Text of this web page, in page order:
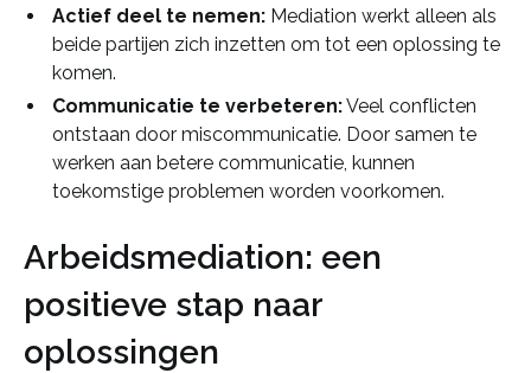
Actief deel te nemen: Mediation werkt alleen als
beide partijen zich inzetten om tot een oplossing te
komen.
Communicatie te verbeteren:Veel conflicten
ontstaan door miscommunicatie. Door samen te
werken aan betere communicatie, kunnen
toekomstige problemen worden voorkomen.
Arbeidsmediation: een
positieve stap naar
oplossingen